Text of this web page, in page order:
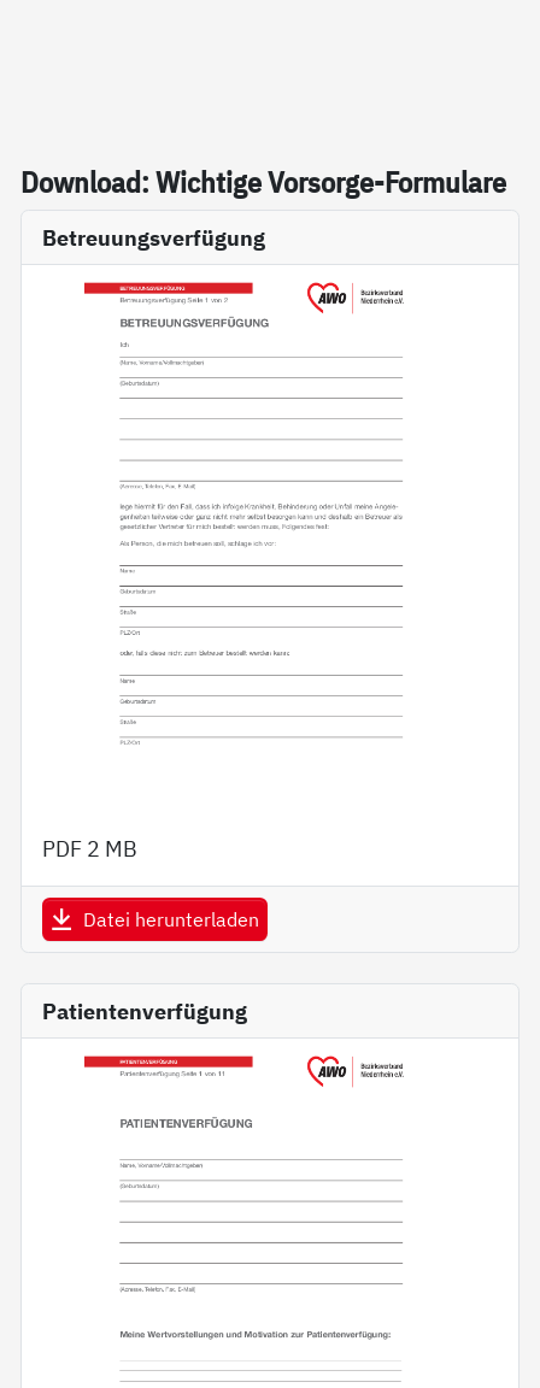
Down­load: Wich­ti­ge Vor­sor­ge-For­mu­la­re
Betreuungsverfügung
PDF 2 MB
Datei herunterladen
Patientenverfügung